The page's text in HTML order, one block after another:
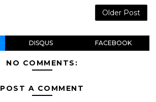
Older Post
DISQUS FACEBOOK
NO COMMENTS:
POST A COMMENT